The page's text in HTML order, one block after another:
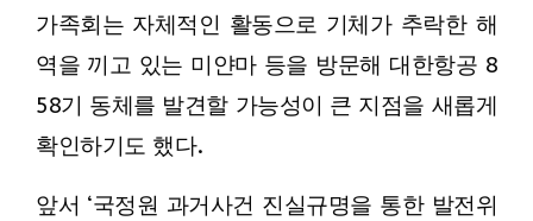
가족회는 자체적인 활동으로 기체가 추락한 해
역을 끼고 있는 미얀마 등을 방문해 대한항공 8
58기 동체를 발견할 가능성이 큰 지점을 새롭게
확인하기도 했다.
앞서 ‘국정원 과거사건 진실규명을 통한 발전위